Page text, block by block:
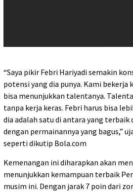
“Saya pikir Febri Hariyadi semakin
potensi yang dia punya. Kami bekerja
bisa menunjukkan talentanya.
tanpa kerja keras. Febri harus bisa
dia adalah satu di antara yang terbaik
dengan permainannya yang bagus,”
seperti dikutip Bola.com
Kemenangan ini diharapkan akan
menunjukkan kemampuan terbaik
musim ini. Dengan jarak 7 poin dari